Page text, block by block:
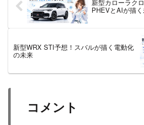
新型カローラク
PHEVとAIが描
新型WRX STI予想！スバルが描く電動化
の未来
コメント